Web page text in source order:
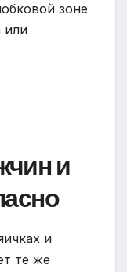
зоне
или
и
и
те же